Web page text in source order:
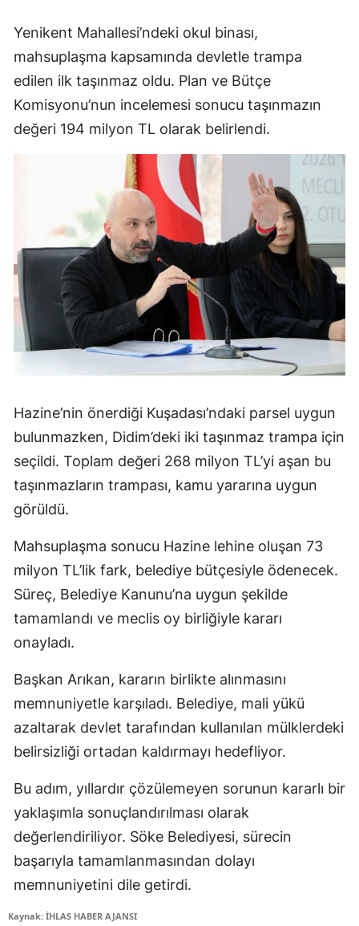
Yenikent Mahallesi’ndeki okul binası,
mahsuplaşma kapsamında devletle trampa
edilen ilk taşınmaz oldu. Plan ve Bütçe
Komisyonu’nun incelemesi sonucu taşınmazın
değeri 194 milyon TL olarak belirlendi.
Hazine’nin önerdiği Kuşadası’ndaki parsel uygun
bulunmazken, Didim’deki iki taşınmaz trampa için
seçildi. Toplam değeri 268 milyon TL’yi aşan bu
taşınmazların trampası, kamu yararına uygun
görüldü.
Mahsuplaşma sonucu Hazine lehine oluşan 73
milyon TL’lik fark, belediye bütçesiyle ödenecek.
Süreç, Belediye Kanunu’na uygun şekilde
tamamlandı ve meclis oy birliğiyle kararı
onayladı.
Başkan Arıkan, kararın birlikte alınmasını
memnuniyetle karşıladı. Belediye, mali yükü
azaltarak devlet tarafından kullanılan mülklerdeki
belirsizliği ortadan kaldırmayı hedefliyor.
Bu adım, yıllardır çözülemeyen sorunun kararlı bir
yaklaşımla sonuçlandırılması olarak
değerlendiriliyor. Söke Belediyesi, sürecin
başarıyla tamamlanmasından dolayı
memnuniyetini dile getirdi.
Kaynak: İHLAS HABER AJANSI